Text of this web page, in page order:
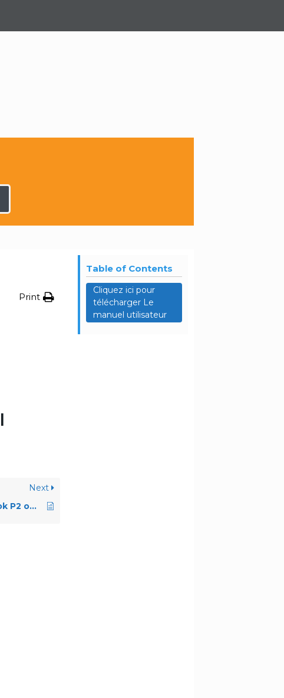
Print
Next
FR UM PrimeBook P2 outline
Table of Contents
Cliquez ici pour
télécharger Le
manuel utilisateur